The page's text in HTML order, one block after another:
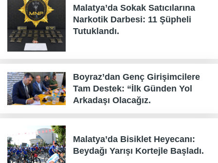
Malatya’da Sokak Satıcılarına
Narkotik Darbesi: 11 Şüpheli
Tutuklandı.
Boyraz’dan Genç Girişimcilere
Tam Destek: “İlk Günden Yol
Arkadaşı Olacağız.
Malatya’da Bisiklet Heyecanı:
Beydağı Yarışı Kortejle Başladı.